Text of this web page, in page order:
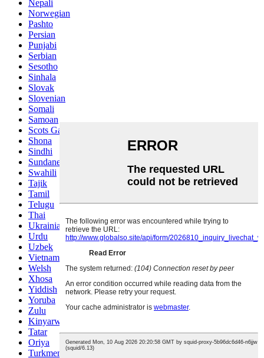
Nepali
Norwegian
Pashto
Persian
Punjabi
Serbian
Sesotho
Sinhala
Slovak
Slovenian
Somali
Samoan
Scots Gaelic
Shona
Sindhi
Sundanese
Swahili
Tajik
Tamil
Telugu
Thai
Ukrainian
Urdu
Uzbek
Vietnamese
Welsh
Xhosa
Yiddish
Yoruba
Zulu
Kinyarwanda
Tatar
Oriya
Turkmen